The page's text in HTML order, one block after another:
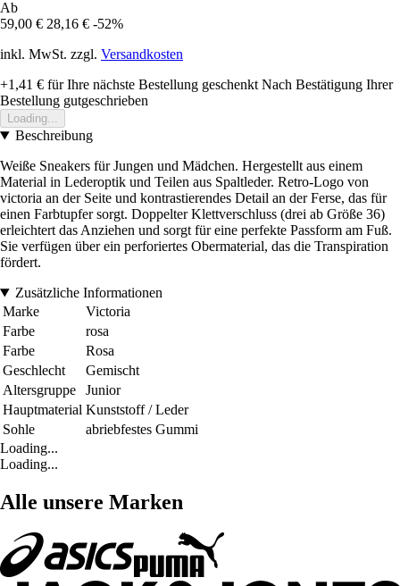
Ab
59,00 € 28,16 € -52%
inkl. MwSt. zzgl. Versandkosten
+1,41 € für Ihre nächste Bestellung geschenkt Nach Bestätigung Ihrer
Bestellung gutgeschrieben
Loading...
Beschreibung
Weiße Sneakers für Jungen und Mädchen. Hergestellt aus einem
Material in Lederoptik und Teilen aus Spaltleder. Retro-Logo von
victoria an der Seite und kontrastierendes Detail an der Ferse, das für
einen Farbtupfer sorgt. Doppelter Klettverschluss (drei ab Größe 36)
erleichtert das Anziehen und sorgt für eine perfekte Passform am Fuß.
Sie verfügen über ein perforiertes Obermaterial, das die Transpiration
fördert.
Zusätzliche Informationen
Marke
Victoria
Farbe
rosa
Farbe
Rosa
Geschlecht
Gemischt
Altersgruppe
Junior
Hauptmaterial Kunststoff / Leder
Sohle
abriebfestes Gummi
Loading...
Loading...
Alle unsere Marken